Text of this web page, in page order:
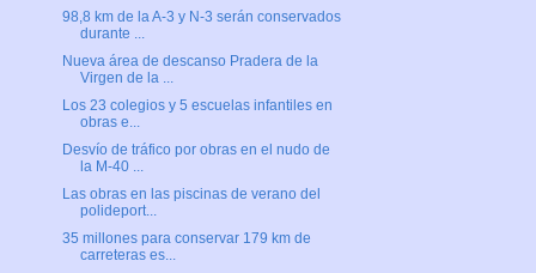
98,8 km de la A-3 y N-3 serán conservados
durante ...
Nueva área de descanso Pradera de la
Virgen de la ...
Los 23 colegios y 5 escuelas infantiles en
obras e...
Desvío de tráfico por obras en el nudo de
la M-40 ...
Las obras en las piscinas de verano del
polideport...
35 millones para conservar 179 km de
carreteras es...